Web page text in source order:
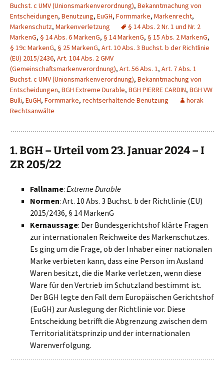
Buchst. c UMV (Unionsmarkenverordnung), Bekanntmachung von
Entscheidungen, Benutzung, EuGH, Formmarke, Markenrecht,
Markenschutz, Markenverletzung
§ 14 Abs. 2 Nr. 1 und Nr. 2
MarkenG, § 14 Abs. 6 MarkenG, § 14 MarkenG, § 15 Abs. 2 MarkenG,
§ 19c MarkenG, § 25 MarkenG, Art. 10 Abs. 3 Buchst. b der Richtlinie
(EU) 2015/2436, Art. 104 Abs. 2 GMV
(Gemeinschaftsmarkenverordnung), Art. 56 Abs. 1, Art. 7 Abs. 1
Buchst. c UMV (Unionsmarkenverordnung), Bekanntmachung von
Entscheidungen, BGH Extreme Durable, BGH PIERRE CARDIN, BGH VW
Bulli, EuGH, Formmarke, rechtserhaltende Benutzung
horak
Rechtsanwälte
1. BGH – Urteil vom 23. Januar 2024 – I
ZR 205/22
Fallname: Extreme Durable
Normen: Art. 10 Abs. 3 Buchst. b der Richtlinie (EU)
2015/2436, § 14 MarkenG
Kernaussage: Der Bundesgerichtshof klärte Fragen
zur internationalen Reichweite des Markenschutzes.
Es ging um die Frage, ob der Inhaber einer nationalen
Marke verbieten kann, dass eine Person im Ausland
Waren besitzt, die die Marke verletzen, wenn diese
Ware für den Vertrieb im Schutzland bestimmt ist.
Der BGH legte den Fall dem Europäischen Gerichtshof
(EuGH) zur Auslegung der Richtlinie vor. Diese
Entscheidung betrifft die Abgrenzung zwischen dem
Territorialitätsprinzip und der internationalen
Warenverfolgung.